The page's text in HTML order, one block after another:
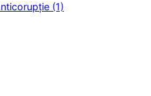
(1)